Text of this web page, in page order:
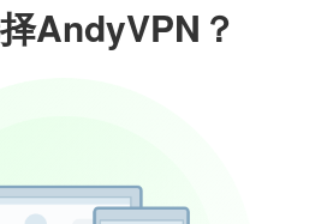
AndyVPN？